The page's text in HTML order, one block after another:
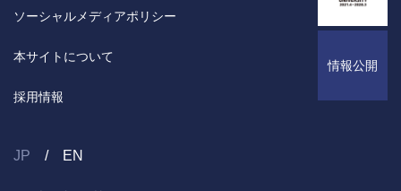
情報公開
ソーシャルメディアポリシー
本サイトについて
採用情報
JP EN